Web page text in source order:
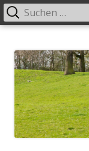
zum
Inhalt
Primäres